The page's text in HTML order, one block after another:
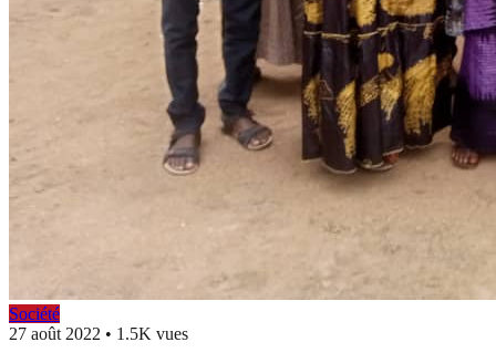
Société
27 août 2022 • 1.5K vues